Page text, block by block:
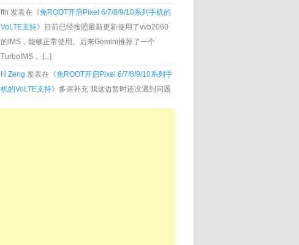
ffn 发表在《免ROOT开启Pixel 6/7/8/9/10系列手机的
VoLTE支持》目前已经按照最新更新使用了vvb2060
的IMS，能够正常使用。后来Gemini推荐了一个
TurboIMS， [...]
H Zeng 发表在《免ROOT开启Pixel 6/7/8/9/10系列手
机的VoLTE支持》多谢补充 我这边暂时还没遇到问题